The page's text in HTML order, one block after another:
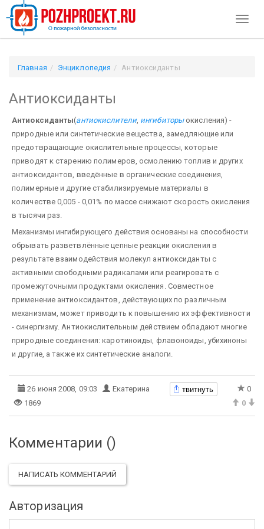
Главная Энциклопедия Антиоксиданты
Антиоксиданты
Антиоксиданты(антиокислители, ингибиторыокисления) -
природные или синтетические вещества, замедляющие или
предотвращающие окислительные процессы, которые
приводят к старению полимеров, осмолению топлив и других
антиоксидантов, введённые в органические соединения,
полимерные и другие стабилизируемые материалы в
количестве 0,005­ - 0,01% по массе снижают скорость окисления
в тысячи раз.
Механизмы ингибирующего действия основаны на способности
обрывать разветвлённые цепные реакции окисления в
результате взаимодействия молекул антиоксиданты с
активными свободными радикалами или реагировать с
промежуточными продуктами окисления. Совместное
применение антиоксидантов, действующих по различным
механизмам, может приводить к повышению их эффективности
- синергизму. Антиокислительным действием обладают многие
природные соединения: каротиноиды, флавоноиды, убихиноны
и другие, а также их синтетические аналоги.
26 июня 2008, 09:03 Екатерина твитнуть
0
1869
0
Комментарии ()
НАПИСАТЬ КОММЕНТАРИЙ
Авторизация